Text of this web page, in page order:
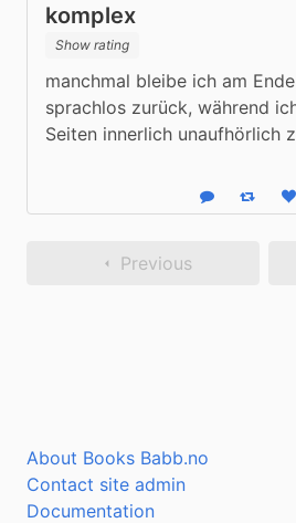
komplex
Show rating
manchmal bleibe ich am
sprachlos zurück, während
Seiten innerlich unaufhörlich
Reply Boost
Previous
About Books Babb.no
Contact site admin
Documentation